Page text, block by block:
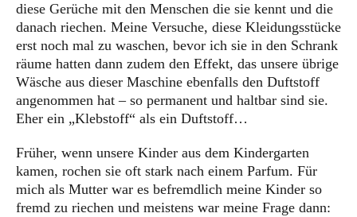
diese Gerüche mit den Menschen die sie kennt und die
danach riechen. Meine Versuche, diese Kleidungsstücke
erst noch mal zu waschen, bevor ich sie in den Schrank
räume hatten dann zudem den Effekt, das unsere übrige
Wäsche aus dieser Maschine ebenfalls den Duftstoff
angenommen hat – so permanent und haltbar sind sie.
Eher ein „Klebstoff“ als ein Duftstoff…
Früher, wenn unsere Kinder aus dem Kindergarten
kamen, rochen sie oft stark nach einem Parfum. Für
mich als Mutter war es befremdlich meine Kinder so
fremd zu riechen und meistens war meine Frage dann: